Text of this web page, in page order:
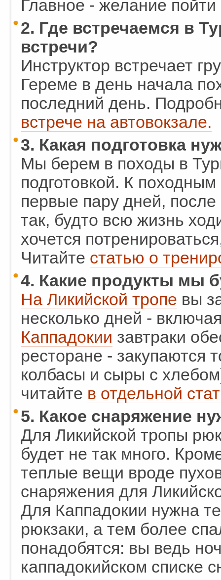
Главное - желание
2. Где встречаемся в
встречи?
Инструктор встречает
Гереме в день начала
последний день.
встрече на автовокзале.
3. Какая подготовка
Мы берем в походы в
подготовкой. К
первые пару дней, после
так, будто всю жизнь
хочется
Читайте статью о
4. Какие продукты мы
На Ликийской тропе вы
несколько дней -
Каппадокии завтраки
ресторане - закупаются
колбасы и сыры с
читайте в отдельной
5. Какое снаряжение
Для Ликийской тропы
будет не так много.
теплые вещи вроде
снаряжения для
Для Каппадокии нужна
рюкзаки, а тем более
понадобятся: вы ведь
каппадокийском списке